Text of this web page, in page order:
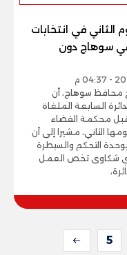
الثاني في انتخابات
في سوهاج دون
محافظ سوهاج، أن
السابعة الملغاة
قبل محكمة القضاء
الثاني، مشيرا إلى أن
التحكم والسيطرة
أي شكاوى تخص العمل
5